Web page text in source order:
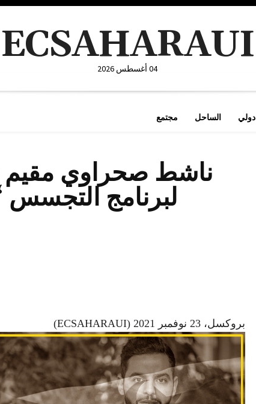
ECSAHARAUI
04 أغسطس 2026
دولي الساحل مجتمع
ناشط صحراوي مقيم
لبرنامج
بروكسل، 23 نوفمبر 2021 (ECSAHARAUI)